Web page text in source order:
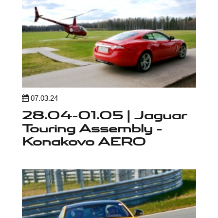
07.03.24
28.04-01.05 | Jaguar
Touring Assembly -
Konakovo AERO